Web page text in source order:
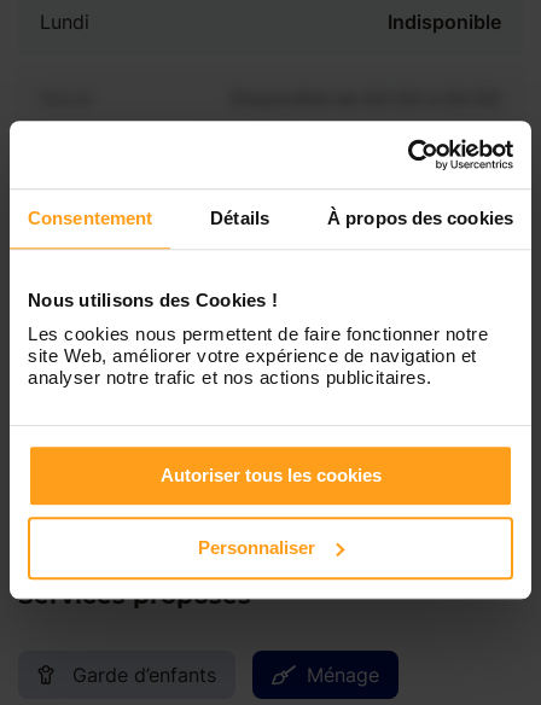
Consentement Détails À propos des cookies
Nous utilisons des Cookies !
Les cookies nous permettent de faire fonctionner notre
site Web, améliorer votre expérience de navigation et
analyser notre trafic et nos actions publicitaires.
Autoriser tous les cookies
Personnaliser
Lundi Indisponible
Disponible de 00:00 à 00:30
Jeudi
Vendredi Disponible de 00:00 à 00:00
Disponible de 00:00 à 00:00
Vous souhaitez connaître les
disponibilités de Mathilde ?
Contactez-nous
Services proposés
Garde d’enfants Ménage